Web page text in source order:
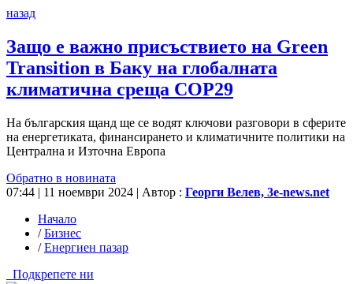
назад
Защо е важно присъствието на Green
Transition в Баку на глобалната
климатична среща COP29
На българския щанд ще се водят ключови разговори в сферите
на енергетиката, финансирането и климатичните политики на
Централна и Източна Европа
Обратно в новината
07:44 | 11 ноември 2024 | Автор : Георги Велев, 3е-news.net
Начало
/Бизнес
/Енергиен пазар
Подкрепете ни